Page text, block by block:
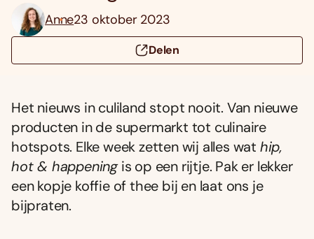
Anne23 oktober 2023
Delen
Het nieuws in culiland stopt nooit. Van nieuwe
producten in de supermarkt tot culinaire
hotspots. Elke week zetten wij alles wat hip,
hot & happeningis op een rijtje. Pak er lekker
een kopje koffie of thee bij en laat ons je
bijpraten.